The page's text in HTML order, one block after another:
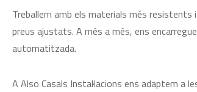
Treballem amb els materials més
preus ajustats. A més a més, ens
automatitzada.
A Also Casals Instal·lacions ens adaptem a